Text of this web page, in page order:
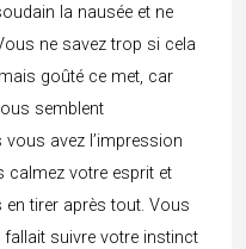
la nausée et ne
ne savez trop si cela
goûté ce met, car
semblent
vous avez l’impression
calmez votre esprit et
tirer après tout. Vous
fallait suivre votre instinct